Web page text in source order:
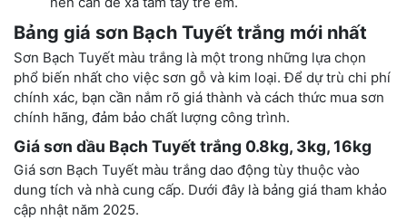
Bảng giá sơn Bạch Tuyết trắng mới nhất
Sơn Bạch Tuyết màu trắng là một trong những lựa chọn
phổ biến nhất cho việc sơn gỗ và kim loại. Để dự trù chi phí
chính xác, bạn cần nắm rõ giá thành và cách thức mua sơn
chính hãng, đảm bảo chất lượng công trình.
Giá sơn dầu Bạch Tuyết trắng 0.8kg, 3kg, 16kg
Giá sơn Bạch Tuyết màu trắng dao động tùy thuộc vào
dung tích và nhà cung cấp. Dưới đây là bảng giá tham khảo
cập nhật năm 2025.